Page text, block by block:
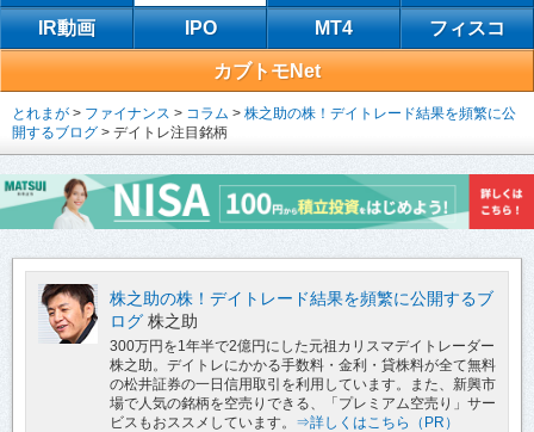
IR動画 IPO MT4 フィスコ
カブトモNet
とれまが > ファイナンス > コラム > 株之助の株！デイトレード結果を頻繁に公
開するブログ > デイトレ注目銘柄
株之助の株！デイトレード結果を頻繁に公開するブ
ログ 株之助
300万円を1年半で2億円にした元祖カリスマデイトレーダー
株之助。デイトレにかかる手数料・金利・貸株料が全て無料
の松井証券の一日信用取引を利用しています。また、新興市
場で人気の銘柄を空売りできる、「プレミアム空売り」サー
ビスもおススメしています。 ⇒詳しくはこちら（PR）